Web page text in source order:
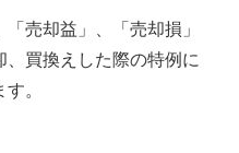
売却益」、「売却損」
買換えした際の特例に
。